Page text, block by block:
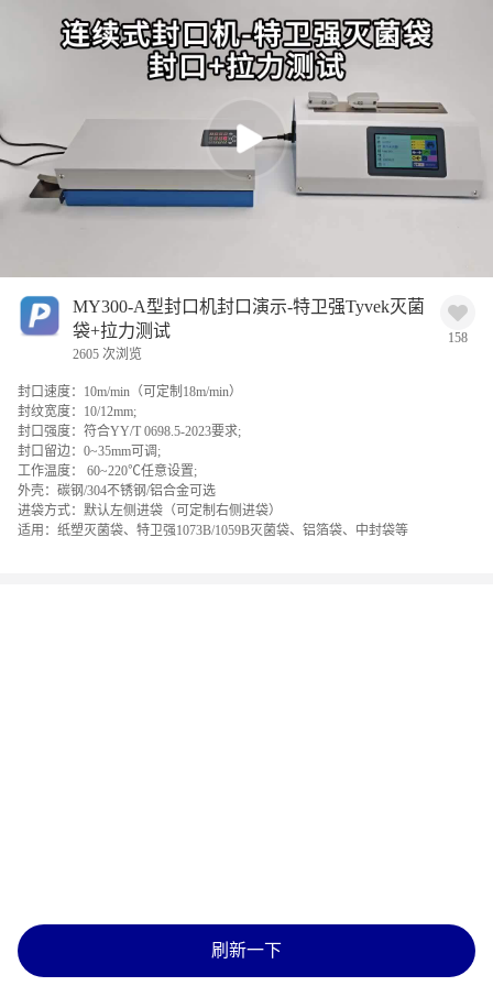
刷新一下
MY300-A型封口机封口演示-特卫强Tyvek灭菌
袋+拉力测试
2605 次浏览
158
封口速度：10m/min（可定制18m/min）
封纹宽度：10/12mm;
封口强度：符合YY/T 0698.5-2023要求;
封口留边：0~35mm可调;
工作温度： 60~220℃任意设置;
外壳：碳钢/304不锈钢/铝合金可选
进袋方式：默认左侧进袋（可定制右侧进袋）
适用：纸塑灭菌袋、特卫强1073B/1059B灭菌袋、铝箔袋、中封袋等